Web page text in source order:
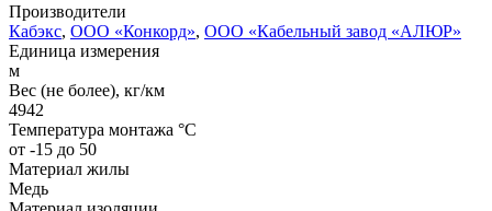
Производители
Кабэкс, ООО «Конкорд», ООО «Кабельный завод «АЛЮР»
Единица измерения
м
Вес (не более), кг/км
4942
Температура монтажа °C
от -15 до 50
Материал жилы
Медь